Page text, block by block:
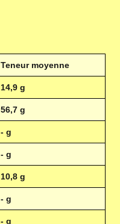
Teneur moyenne
14,9 g
56,7 g
- g
- g
10,8 g
- g
- g